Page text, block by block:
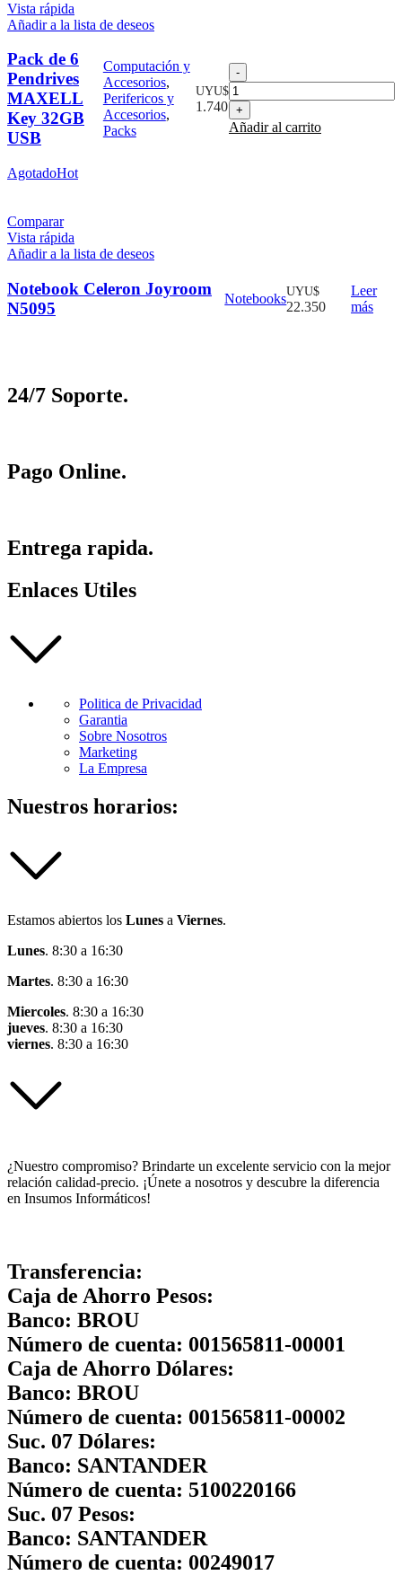
Vista rápida
Añadir a la lista de deseos
Pack de 6
Pendrives
MAXELL
Key 32GB
USB
Computación y
Accesorios,
Perifericos y
Accesorios,
Packs
UYU$
1.740
Pack
de
6
Pendrives
MAXELL
Añadir al carrito
AgotadoHot
Comparar
Vista rápida
Añadir a la lista de deseos
Notebook Celeron Joyroom
N5095
NotebooksUYU$
22.350
Leer
más
24/7 Soporte.
Pago Online.
Entrega rapida.
Enlaces Utiles
Politica de Privacidad
Garantia
Sobre Nosotros
Marketing
La Empresa
Nuestros horarios:
Estamos abiertos los Lunes a Viernes.
Lunes. 8:30 a 16:30
Martes. 8:30 a 16:30
Miercoles. 8:30 a 16:30
jueves. 8:30 a 16:30
viernes. 8:30 a 16:30
¿Nuestro compromiso? Brindarte un excelente servicio con la mejor
relación calidad-precio. ¡Únete a nosotros y descubre la diferencia
en Insumos Informáticos!
Transferencia:
Caja de Ahorro Pesos:
Banco: BROU
Número de cuenta: 001565811-00001
Caja de Ahorro Dólares:
Banco: BROU
Número de cuenta: 001565811-00002
Suc. 07 Dólares:
Banco: SANTANDER
Número de cuenta: 5100220166
Suc. 07 Pesos:
Banco: SANTANDER
Número de cuenta: 00249017